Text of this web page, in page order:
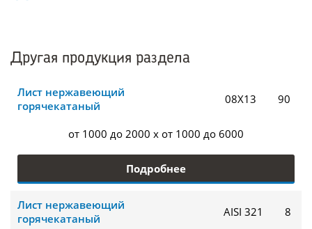
Другая продукция раздела
Лист нержавеющий
горячекатаный
08Х13 90
от 1000 до 2000 x от 1000 до 6000
Подробнее
Лист нержавеющий
горячекатаный
AISI 321 8